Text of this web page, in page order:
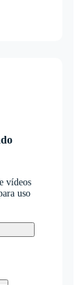
vídeos
uso